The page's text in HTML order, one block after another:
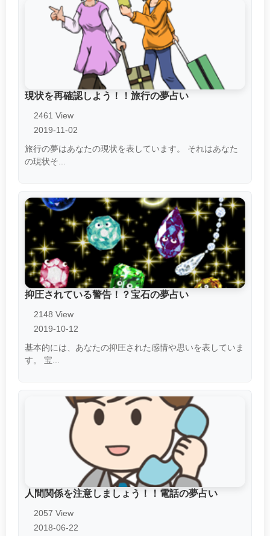
現状を再確認しよう！！旅行の夢占い
2461 View
2019-11-02
旅行の夢はあなたの現状を表しています。 それはあなた
の現状そ...
抑圧されている警告！？宝石の夢占い
2148 View
2019-10-12
基本的には、あなたの抑圧された感情や思いを表していま
す。 宝...
人間関係を注意しましょう！！電話の夢占い
2057 View
2018-06-22